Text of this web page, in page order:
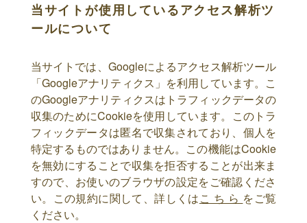
当サイトが使用しているアクセス解析ツ
ールについて
当サイトでは、Googleによるアクセス解析ツール
「Googleアナリティクス」を利用しています。こ
のGoogleアナリティクスはトラフィックデータの
収集のためにCookieを使用しています。このトラ
フィックデータは匿名で収集されており、個人を
特定するものではありません。この機能はCookie
を無効にすることで収集を拒否することが出来ま
すので、お使いのブラウザの設定をご確認くださ
い。この規約に関して、詳しくはこちら をご覧
ください。